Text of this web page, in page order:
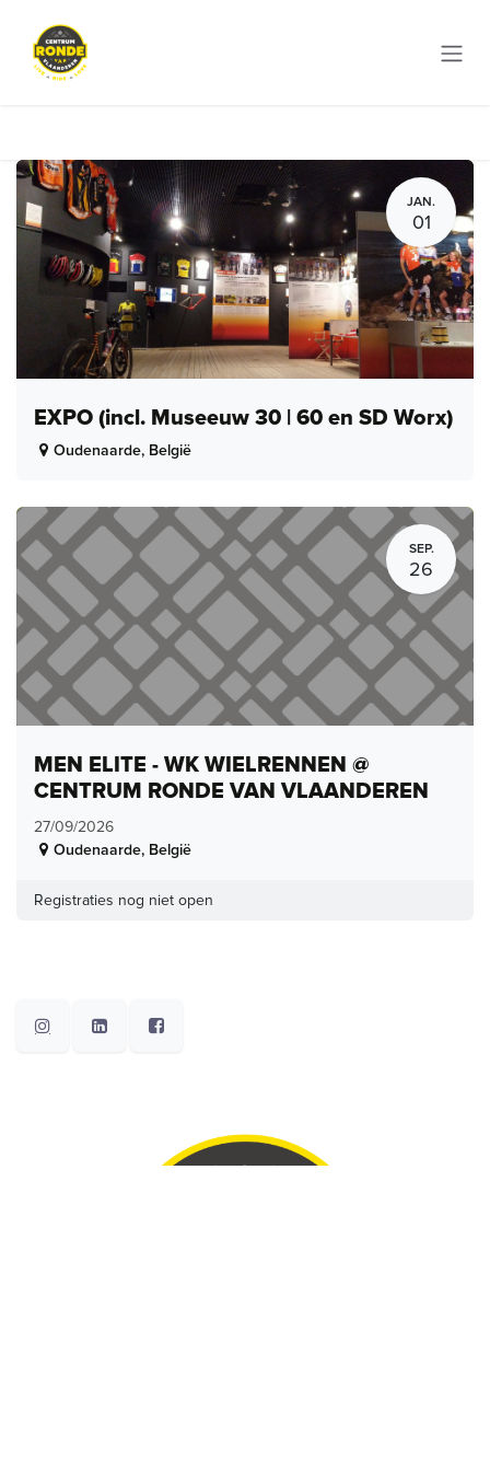
JAN.
01
EXPO (incl. Museeuw 30 | 60 en SD Worx)
Oudenaarde, België
SEP.
26
MEN ELITE - WK WIELRENNEN @
CENTRUM RONDE VAN VLAANDEREN
27/09/2026
Oudenaarde, België
Registraties nog niet open